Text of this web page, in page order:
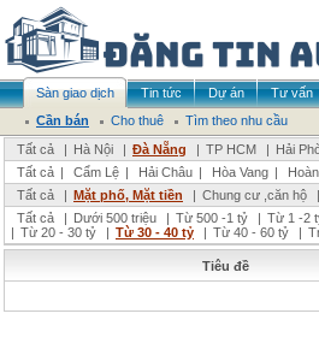
Sàn giao dịch Tin tức Dự án Tư vấn
Cần bán
Cho thuê
Tìm theo nhu cầu
Tất cả
| Hà Nội | Đà Nẵng | TP HCM | Hải
Tất cả | Cẩm Lệ | Hải Châu | Hòa Vang |
Tất cả
| Mặt phố, Mặt tiền | Chung cư ,căn hộ |
Tất cả
| Dưới 500 triệu | Từ 500 -1 tỷ | Từ 1 -2
| Từ 20 - 30 tỷ | Từ 30 - 40 tỷ | Từ 40 - 60 tỷ |
Tiêu đề